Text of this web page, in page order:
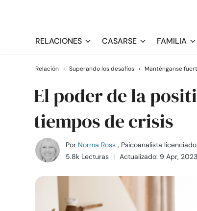
RELACIONES CASARSE FAMILIA
Relación › Superando los desafíos › Manténganse
El poder de la
tiempos de crisis
Por Norma Ross , Psicoanalista licenciado
5.8k Lecturas
Actualizado: 9 Apr, 2023